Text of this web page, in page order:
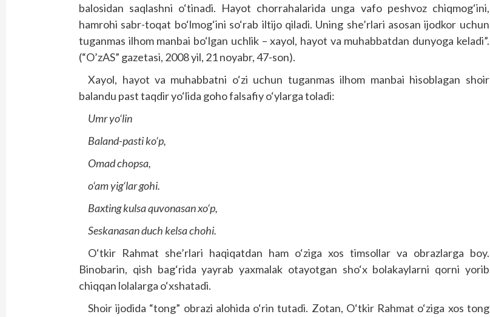
balosidan saqlashni o‘tinadi. Hayot chorrahalarida unga vafo peshvoz chiqmog‘ini,
hamrohi sabr-toqat bo‘lmog‘ini so‘rab iltijo qiladi. Uning she’rlari asosan ijodkor uchun
tuganmas ilhom manbai bo‘lgan uchlik – xayol, hayot va muhabbatdan dunyoga keladi”.
(“O’zAS” gazetasi, 2008 yil, 21 noyabr, 47-son).
Xayol, hayot va muhabbatni o‘zi uchun tuganmas ilhom manbai hisoblagan shoir
balandu past taqdir yo‘lida goho falsafiy o‘ylarga toladi:
Umr yo‘lin
Baland-pasti ko‘p,
Omad chopsa,
o‘am yig‘lar gohi.
Baxting kulsa quvonasan xo‘p,
Seskanasan duch kelsa chohi.
O‘tkir Rahmat she’rlari haqiqatdan ham o‘ziga xos timsollar va obrazlarga boy.
Binobarin, qish bag‘rida yayrab yaxmalak otayotgan sho‘x bolakaylarni qorni yorib
chiqqan lolalarga o‘xshatadi.
Shoir ijodida “tong” obrazi alohida o‘rin tutadi. Zotan, O‘tkir Rahmat o‘ziga xos tong